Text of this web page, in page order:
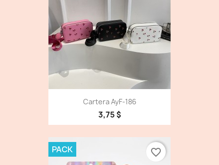
Cartera AyF-186
3,75 $
PACK favorite_border